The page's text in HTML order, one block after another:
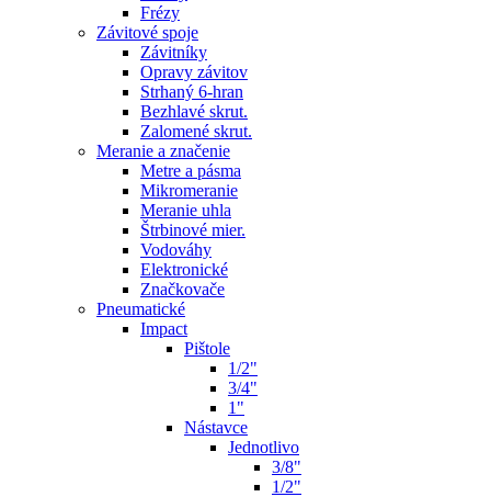
Frézy
Závitové spoje
Závitníky
Opravy závitov
Strhaný 6-hran
Bezhlavé skrut.
Zalomené skrut.
Meranie a značenie
Metre a pásma
Mikromeranie
Meranie uhla
Štrbinové mier.
Vodováhy
Elektronické
Značkovače
Pneumatické
Impact
Pištole
1/2"
3/4"
1"
Nástavce
Jednotlivo
3/8"
1/2"